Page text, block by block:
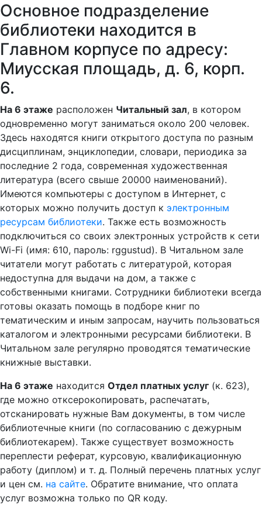
Основное подразделение
библиотеки находится в
Главном корпусе по адресу:
Миусская площадь, д. 6, корп.
6.
На 6 этаже расположен Читальный зал, в котором
одновременно могут заниматься около 200 человек.
Здесь находятся книги открытого доступа по разным
дисциплинам, энциклопедии, словари, периодика за
последние 2 года, современная художественная
литература (всего свыше 20000 наименований).
Имеются компьютеры с доступом в Интернет, с
которых можно получить доступ к электронным
ресурсам библиотеки. Также есть возможность
подключиться со своих электронных устройств к сети
Wi-Fi (имя: 610, пароль: rggustud). В Читальном зале
читатели могут работать с литературой, которая
недоступна для выдачи на дом, а также с
собственными книгами. Сотрудники библиотеки всегда
готовы оказать помощь в подборе книг по
тематическим и иным запросам, научить пользоваться
каталогом и электронными ресурсами библиотеки. В
Читальном зале регулярно проводятся тематические
книжные выставки.
На 6 этаже находится Отдел платных услуг (к. 623),
где можно отксерокопировать, распечатать,
отсканировать нужные Вам документы, в том числе
библиотечные книги (по согласованию с дежурным
библиотекарем). Также существует возможность
переплести реферат, курсовую, квалификационную
работу (диплом) и т. д. Полный перечень платных услуг
и цен см. на сайте. Обратите внимание, что оплата
услуг возможна только по QR коду.